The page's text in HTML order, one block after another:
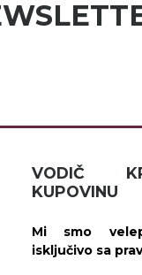
VODIČ
KUPOVINU
Mi smo
isključivo sa